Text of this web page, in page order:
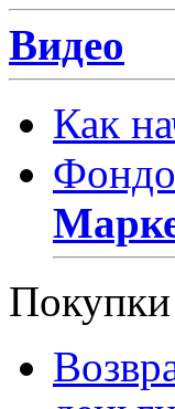
Видео
Как
Покупки